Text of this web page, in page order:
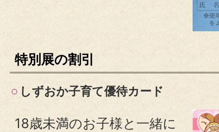
特別展の割引
しずおか子育て優待カード
18歳未満のお子様と一緒に